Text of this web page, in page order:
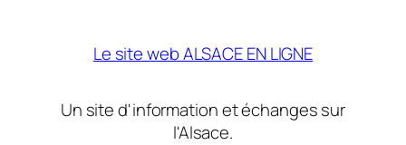
Le site web ALSACE EN LIGNE
Un site d'information et échanges sur
l'Alsace.